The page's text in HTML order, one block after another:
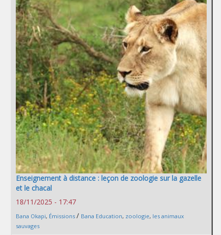
Enseignement à distance : leçon de zoologie sur la gazelle
et le chacal
18/11/2025 - 17:47
Bana Okapi, Émissions / Bana Education, zoologie, les animaux
sauvages